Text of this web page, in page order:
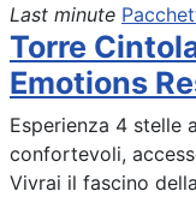
Last minute
Torre
Emotions
Esperienza 4 stelle
confortevoli,
Vivrai il fascino